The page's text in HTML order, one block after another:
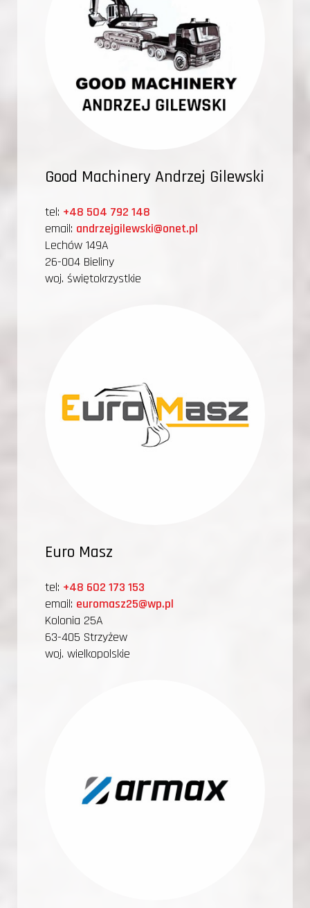
Good Machinery Andrzej Gilewski
tel: +48 504 792 148
email: andrzejgilewski@onet.pl
Lechów 149A
26-004 Bieliny
woj. świętokrzystkie
Euro Masz
tel: +48 602 173 153
email: euromasz25@wp.pl
Kolonia 25A
63-405 Strzyżew
woj. wielkopolskie